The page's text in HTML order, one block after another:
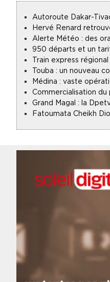
Autoroute Dakar-
Hervé Renard
Alerte Météo : des
950 départs et un
Train express
Touba : un nouveau
Médina : vaste
Commercialisation
Grand Magal : la
Fatoumata Cheikh